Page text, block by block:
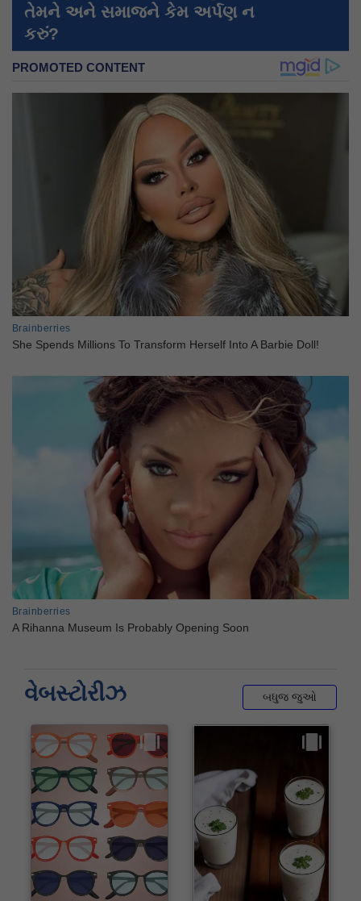
તેમને અને સમાજને કેમ અર્પણ ન
કરું?
વેબસ્ટોરીઝ બધુજ જુઓ